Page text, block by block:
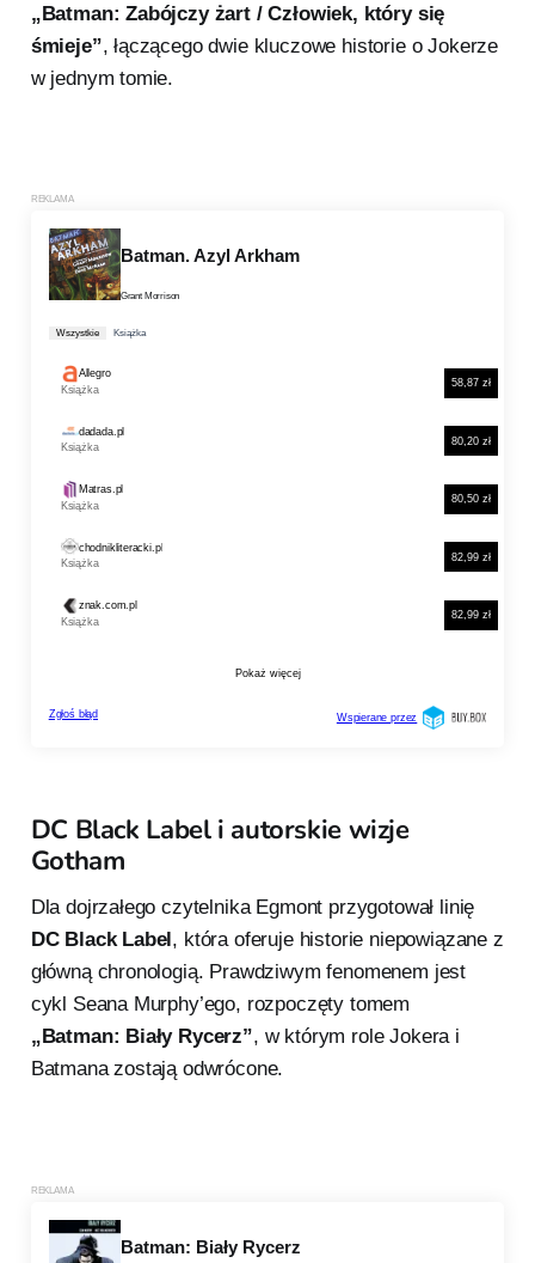
„Batman: Zabójczy żart / Człowiek, który się
śmieje”, łączącego dwie kluczowe historie o Jokerze
w jednym tomie.
DC Black Label i autorskie wizje
Gotham
Dla dojrzałego czytelnika Egmont przygotował linię
DC Black Label , która oferuje historie niepowiązane z
główną chronologią. Prawdziwym fenomenem jest
cykl Seana Murphy’ego, rozpoczęty tomem
„Batman: Biały Rycerz”, w którym role Jokera i
Batmana zostają odwrócone.